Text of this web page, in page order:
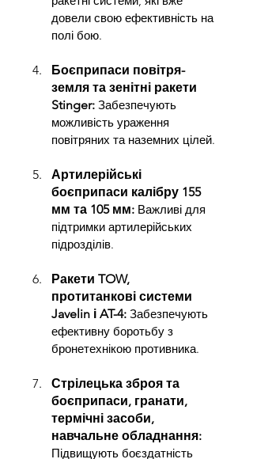
довели свою ефективність на
полі бою.
Боєприпаси повітря-
земля та зенітні ракети
Stinger: Забезпечують
можливість ураження
повітряних та наземних цілей.
Артилерійські
боєприпаси калібру 155
мм та 105 мм: Важливі для
підтримки артилерійських
підрозділів.
Ракети TOW,
протитанкові системи
Javelin і AT-4: Забезпечують
ефективну боротьбу з
бронетехнікою противника.
Стрілецька зброя та
боєприпаси, гранати,
термічні засоби,
навчальне обладнання:
Підвищують боєздатність